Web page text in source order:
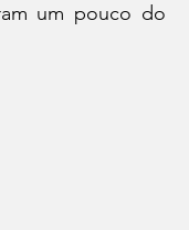
um pouco do